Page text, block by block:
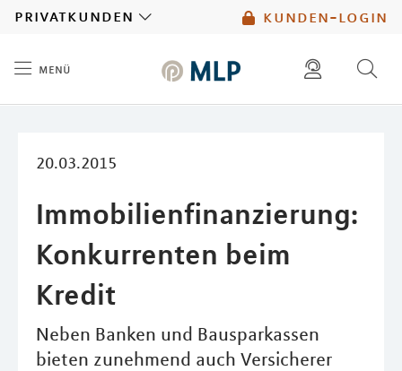
kunden-login
privatkunden
menü
20.03.2015
Immobilienfinanzierung:
Konkurrenten beim
Kredit
Neben Banken und Bausparkassen
bieten zunehmend auch Versicherer